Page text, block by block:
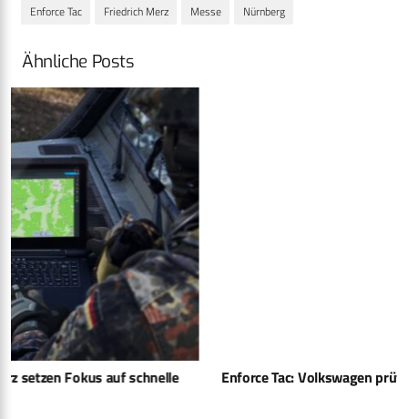
Enforce Tac Friedrich Merz Messe Nürnberg
Ähnliche Posts
Enforce Tac: Volkswagen prüft Einstieg ins Militärgeschäft